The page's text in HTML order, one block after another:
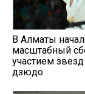
В Алматы
масштабный
участием
дзюдо